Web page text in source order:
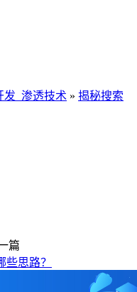
发_渗透技术 » 揭秘搜索
篇
思路？